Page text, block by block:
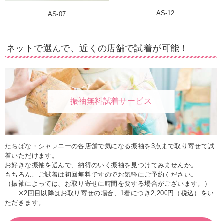
AS-07 AS-12
ネットで選んで、近くの店舗で試着が可能！
振袖無料試着サービス
たちばな・シャレニーの各店舗で気になる振袖を3点まで取り寄せて試
着いただけます。
お好きな振袖を選んで、納得のいく振袖を見つけてみませんか。
もちろん、ご試着は初回無料ですのでお気軽にご予約ください。
（振袖によっては、お取り寄せに時間を要する場合がございます。）
※2回目以降はお取り寄せの場合、1着につき2,200円（税込）をい
ただきます。